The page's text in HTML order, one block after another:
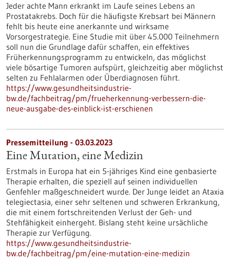
Jeder achte Mann erkrankt im Laufe seines Lebens an
Prostatakrebs. Doch für die häufigste Krebsart bei Männern
fehlt bis heute eine anerkannte und wirksame
Vorsorgestrategie. Eine Studie mit über 45.000 Teilnehmern
soll nun die Grundlage dafür schaffen, ein effektives
Früherkennungsprogramm zu entwickeln, das möglichst
viele bösartige Tumoren aufspürt, gleichzeitig aber möglichst
selten zu Fehlalarmen oder Überdiagnosen führt.
https://www.gesundheitsindustrie-
bw.de/fachbeitrag/pm/frueherkennung-verbessern-die-
neue-ausgabe-des-einblick-ist-erschienen
Pressemitteilung - 03.03.2023
Eine Mutation, eine Medizin
Erstmals in Europa hat ein 5-jähriges Kind eine genbasierte
Therapie erhalten, die speziell auf seinen individuellen
Genfehler maßgeschneidert wurde. Der Junge leidet an Ataxia
telegiectasia, einer sehr seltenen und schweren Erkrankung,
die mit einem fortschreitenden Verlust der Geh- und
Stehfähigkeit einhergeht. Bislang steht keine ursächliche
Therapie zur Verfügung.
https://www.gesundheitsindustrie-
bw.de/fachbeitrag/pm/eine-mutation-eine-medizin